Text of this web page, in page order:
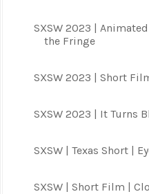
SXSW 2023 |
the Fringe
SXSW 2023 | Short
SXSW 2023 | It Turns
SXSW | Texas Short |
SXSW | Short Film |